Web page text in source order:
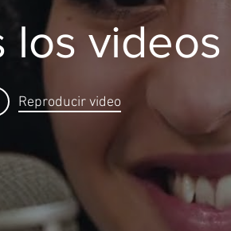
los videos
Reproducir video